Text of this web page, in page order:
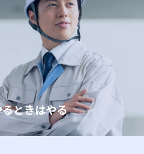
ときはやる